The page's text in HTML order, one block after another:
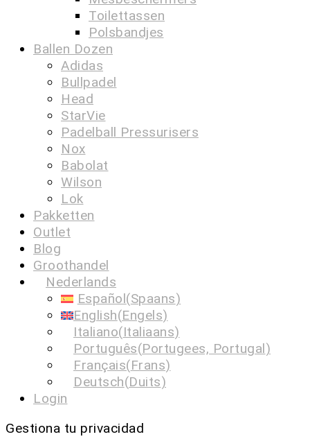
Toilettassen
Polsbandjes
Ballen Dozen
Adidas
Bullpadel
Head
StarVie
Padelball Pressurisers
Nox
Babolat
Wilson
Lok
Pakketten
Outlet
Blog
Groothandel
Nederlands
Español(Spaans)
English(Engels)
Italiano(Italiaans)
Português(Portugees, Portugal)
Français(Frans)
Deutsch(Duits)
Login
Gestiona tu privacidad